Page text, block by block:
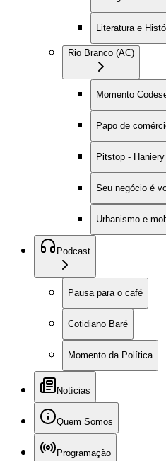
Literatura e
Rio Branco (AC)
Momento
Papo de
Pitstop -
Seu negócio é
Urbanismo e
Podcast
Pausa para o café
Cotidiano Baré
Momento da Política
Notícias
Quem Somos
Programação